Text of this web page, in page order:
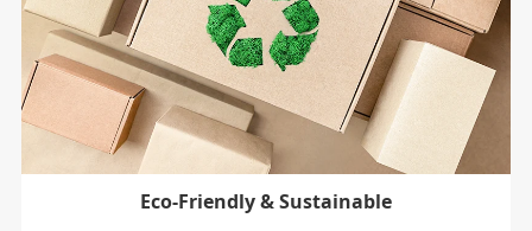
Eco-Friendly & Sustainable